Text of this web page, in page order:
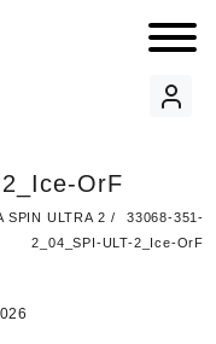
OrF
SPIN ULTRA 2
33068-351-
2_04_SPI-ULT-2_Ice-OrF